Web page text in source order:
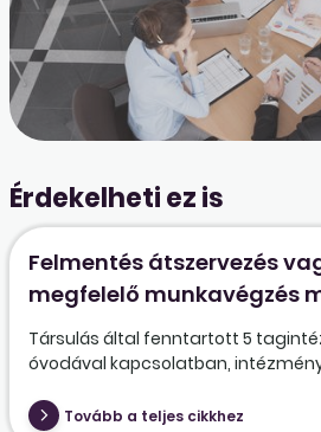
Érdekelheti ez is
Felmentés átszervezés
megfelelő munkavégzés
Társulás által fenntartott 5
óvodával kapcsolatban,
Tovább a teljes cikkhez